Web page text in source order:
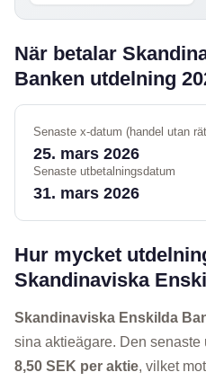
När betalar
Banken utdelning
Senaste x-datum (handel utan
25. mars 2026
Senaste utbetalningsdatum
31. mars 2026
Hur mycket
Skandinaviska
Skandinaviska Enskilda
sina aktieägare. Den
8,50 SEK per aktie, vilket